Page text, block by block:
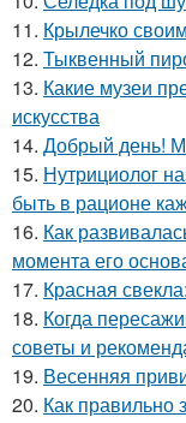
11. Крылечко
12. Тыквенный
13. Какие музеи
искусства
14. Добрый день!
15. Нутрициолог
быть в рационе
16. Как
момента его
17. Красная
18. Когда
советы и
19. Весенняя
20. Как правильно